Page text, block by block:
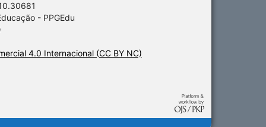
- PPGEdu
4.0 Internacional (CC BY NC)